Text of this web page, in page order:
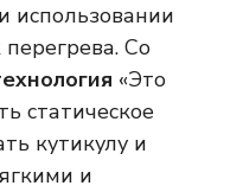
использовании
Со
«Это
статическое
кутикулу и
и